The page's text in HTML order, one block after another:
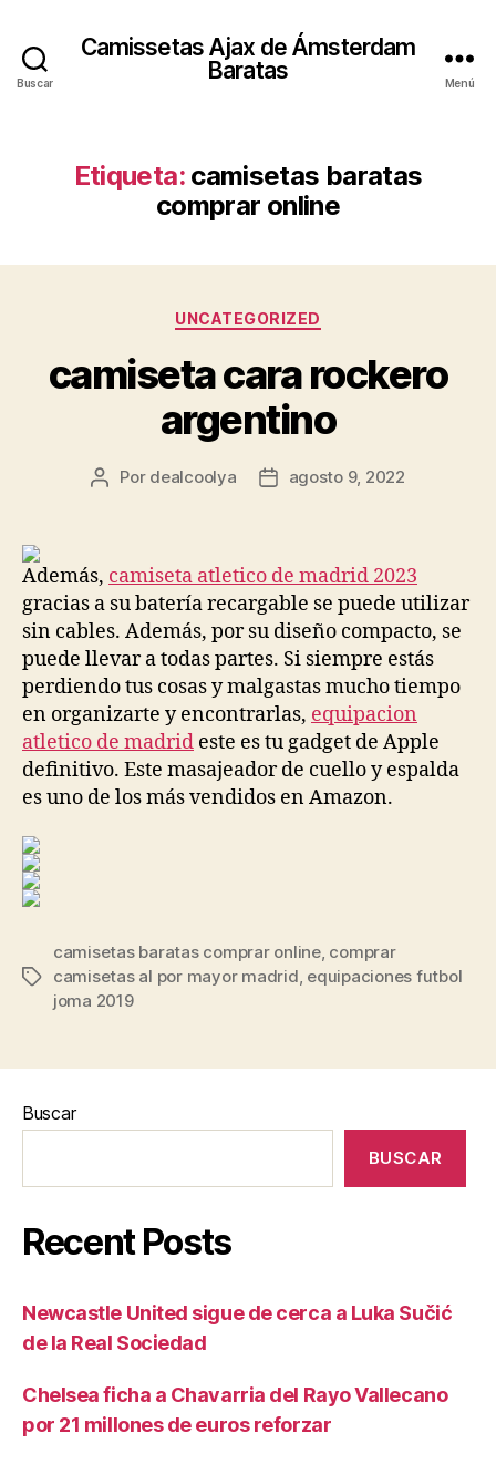
Buscar
Camissetas Ajax de Ámsterdam
Baratas
Menú
Etiqueta: camisetas baratas
comprar online
Categorías
UNCATEGORIZED
camiseta cara rockero
argentino
Autor
Por dealcoolya
Fechaagosto 9, 2022
Además, camiseta atletico de madrid 2023
gracias a su batería recargable se puede utilizar
sin cables. Además, por su diseño compacto, se
puede llevar a todas partes. Si siempre estás
perdiendo tus cosas y malgastas mucho tiempo
en organizarte y encontrarlas, equipacion
atletico de madrid este es tu gadget de Apple
definitivo. Este masajeador de cuello y espalda
es uno de los más vendidos en Amazon.
Etiquetas
camisetas baratas comprar online, comprar
camisetas al por mayor madrid, equipaciones futbol
joma 2019
Buscar
BUSCAR
Recent Posts
Newcastle United sigue de cerca a Luka Sučić
de la Real Sociedad
Chelsea ficha a Chavarria del Rayo Vallecano
por 21 millones de euros reforzar